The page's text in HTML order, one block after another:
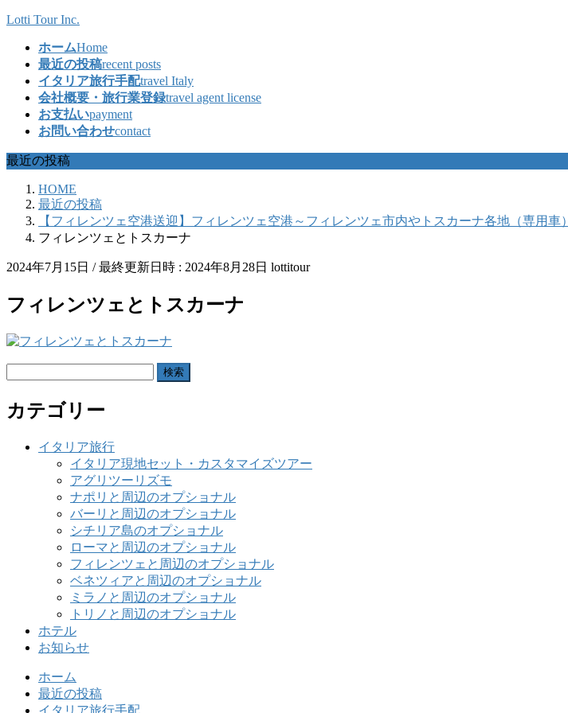
コ
ッ
プ
ナ
移
動
Lotti Tour Inc.
ホームHome
最近の投稿recent posts
イタリア旅行手配travel Italy
会社概要・旅行業登録travel agent license
お支払いpayment
お問い合わせcontact
最近の投稿
HOME
最近の投稿
【フィレンツェ空港送迎】フィレンツェ空港～フィレンツェ市内やトスカーナ各地（専用車）
フィレンツェとトスカーナ
2024年7月15日 / 最終更新日時 : 2024年8月28日 lottitour
フィレンツェとトスカーナ
カテゴリー
イタリア旅行
イタリア現地セット・カスタマイズツアー
アグリツーリズモ
ナポリと周辺のオプショナル
バーリと周辺のオプショナル
シチリア島のオプショナル
ローマと周辺のオプショナル
フィレンツェと周辺のオプショナル
ベネツィアと周辺のオプショナル
ミラノと周辺のオプショナル
トリノと周辺のオプショナル
ホテル
お知らせ
ホーム
最近の投稿
イタリア旅行手配